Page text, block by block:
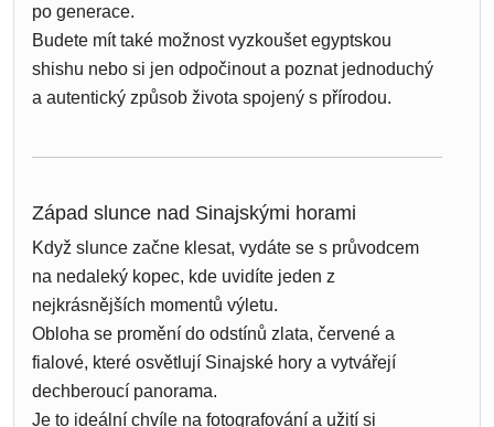
po generace.
Budete mít také možnost vyzkoušet egyptskou
shishu nebo si jen odpočinout a poznat jednoduchý
a autentický způsob života spojený s přírodou.
Západ slunce nad Sinajskými horami
Když slunce začne klesat, vydáte se s průvodcem
na nedaleký kopec, kde uvidíte jeden z
nejkrásnějších momentů výletu.
Obloha se promění do odstínů zlata, červené a
fialové, které osvětlují Sinajské hory a vytvářejí
dechberoucí panorama.
Je to ideální chvíle na fotografování a užití si